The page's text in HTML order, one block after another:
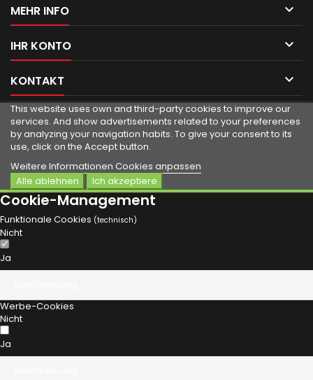
MEHR INFO 
IHR KONTO 
KONTAKT 
This website uses own and third-party cookies to improve our
services. And show advertisements related to your preferences
by analyzing your navigation habits. To give your consent to its
use, click on the Accept button.
Weitere Informationen Cookies anpassen
Alle ablehnen
Ich akzeptiere
Cookie-Management
Funktionale Cookies (technisch)
Nicht
Ja
Werbe-Cookies
Nicht
Ja